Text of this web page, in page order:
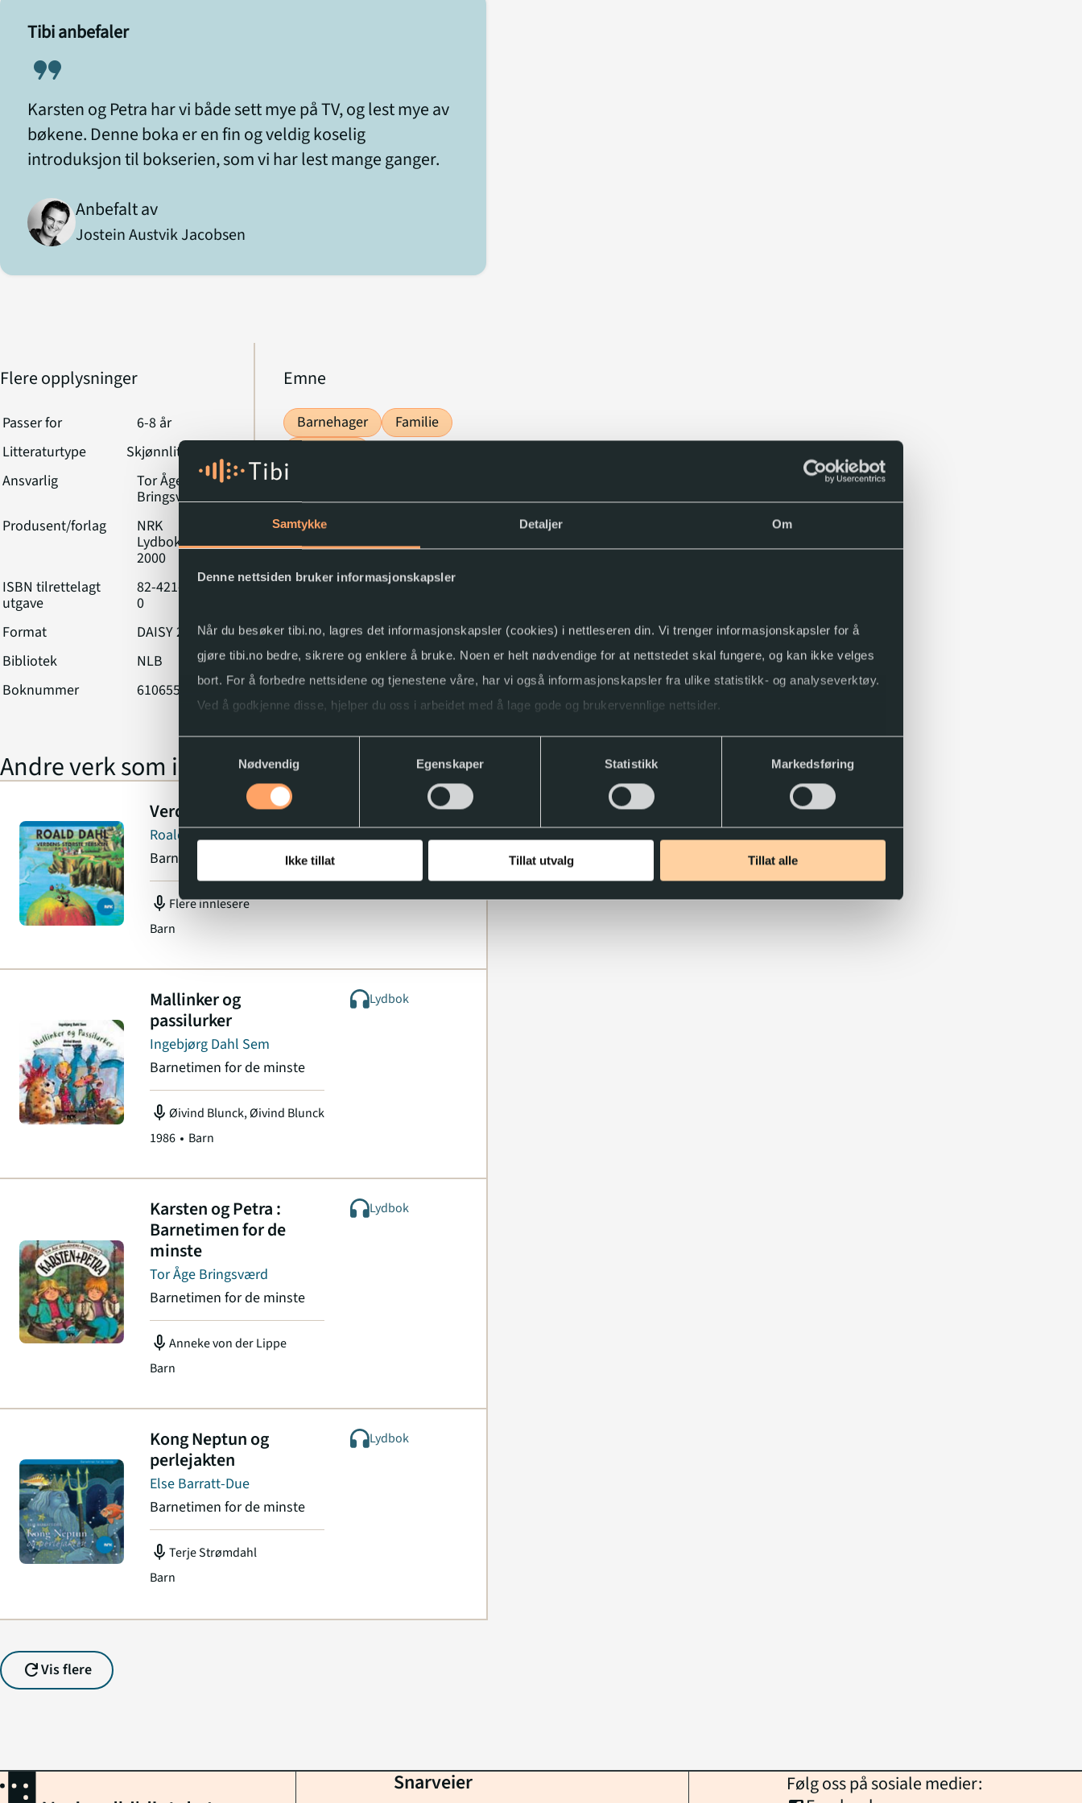
Samtykke Detaljer Om
Denne nettsiden bruker informasjonskapsler
Når du besøker tibi.no, lagres det informasjonskapsler (cookies) i nettleseren din. Vi trenger informasjonskapsler for å
gjøre tibi.no bedre, sikrere og enklere å bruke. Noen er helt nødvendige for at nettstedet skal fungere, og kan ikke velges
bort. For å forbedre nettsidene og tjenestene våre, har vi også informasjonskapsler fra ulike statistikk- og analyseverktøy.
Ved å godkjenne disse, hjelper du oss i arbeidet med å lage gode og brukervennlige nettsider.
Nødvendig
Egenskaper Statistikk Markedsføring
Ikke tillat Tillat utvalg Tillat alle
Tibi anbefaler
format_quote
Karsten og Petra har vi både sett mye på TV, og lest mye av
bøkene. Denne boka er en fin og veldig koselig
introduksjon til bokserien, som vi har lest mange ganger.
Anbefalt av
Jostein Austvik Jacobsen
Flere opplysninger
Passer for
6-8 år
Litteraturtype
Skjønnlitteratur
Ansvarlig
Tor Åge
Bringsværd
Produsent/forlag
NRK
Lydbokforl.,
2000
ISBN tilrettelagt
utgave
82-421-1005-
0
Format
DAISY 2.02
Bibliotek
NLB
Boknummer
610655
Emne
Barnehager
Familie
Andre verk som inngår i serien
Verdens største fersken
Roald Dahl
Barnetimen for de minste
mic Flere innlesere
Barn
Mallinker og
passilurker
Ingebjørg Dahl Sem
Barnetimen for de minste
mic Øivind Blunck, Øivind Blunck
1986
Barn
Lydbok
Karsten og Petra :
Barnetimen for de
minste
Tor Åge Bringsværd
Barnetimen for de minste
mic Anneke von der Lippe
Barn
Lydbok
Kong Neptun og
perlejakten
Else Barratt-Due
Barnetimen for de minste
mic Terje Strømdahl
Barn
Lydbok
refreshVis flere
Snarveier
Følg oss på sosiale medier: